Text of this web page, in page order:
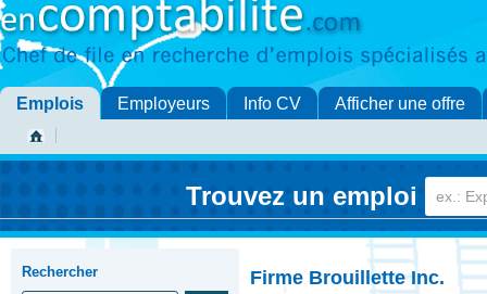
Emplois Employeurs Info CV Afficher une offre
Trouvez un emploi
Rechercher Firme Brouillette Inc.